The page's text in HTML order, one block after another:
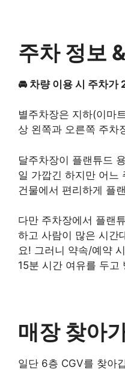
주차 정보
🚘 차량 이용 시 주차가
별주차장은 지하(이마
상 왼쪽과 오른쪽 주차
달주차장이 플랜튜드
일 가깝긴 하지만 어느
건물에서 편리하게 플
다만 주차장에서 플랜
하고 사람이 많은 시간
요! 그러니 약속/예약
15분 시간 여유를 두고
매장 찾아
일단 6층 CGV를 찾아